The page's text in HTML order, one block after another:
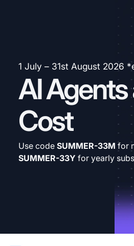
1 July – 31st August 2026
AI Agents
Cost
Use code SUMMER-33M for
SUMMER-33Y for yearly